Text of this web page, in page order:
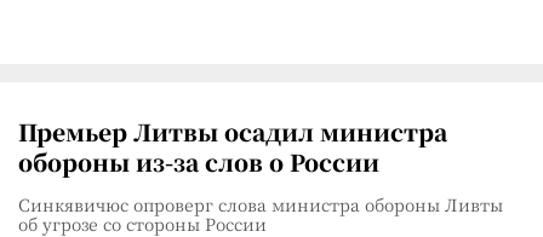
Премьер Литвы осадил министра
обороны из-за слов о России
Синкявичюс опроверг слова министра обороны Ливты
об угрозе со стороны России